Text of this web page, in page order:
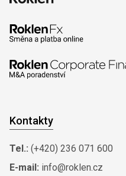
Kontakty
Tel.: (+420) 236 071 600
E-mail: info@roklen.cz